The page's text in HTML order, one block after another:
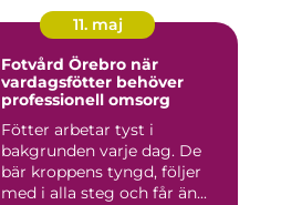
11. maj
Fotvård Örebro när
vardagsfötter behöver
professionell omsorg
Fötter arbetar tyst i
bakgrunden varje dag. De
bär kroppens tyngd, följer
med i alla steg och får än...